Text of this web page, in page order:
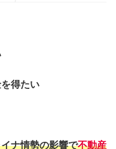
得たい
ナ情勢の影響で不動産